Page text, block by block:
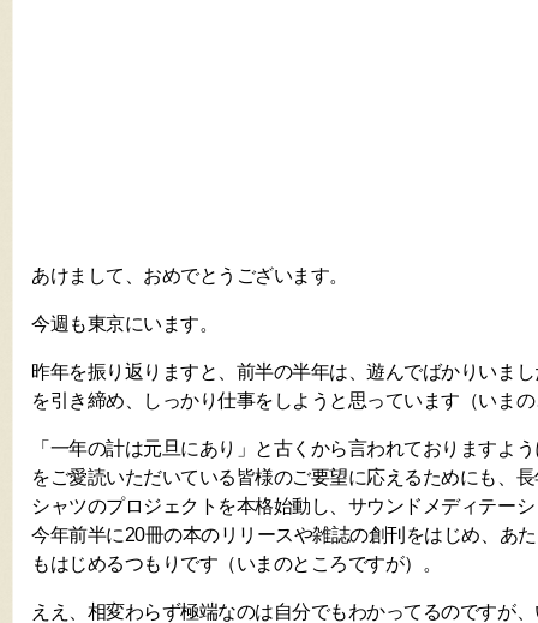
あけまして、おめでとうございます。
今週も東京にいます。
昨年を振り返りますと、前半の半年は、遊んでばかりいま
を引き締め、しっかり仕事をしようと思っています（いま
「一年の計は元旦にあり」と古くから言われておりますよ
をご愛読いただいている皆様のご要望に応えるためにも、
シャツのプロジェクトを本格始動し、サウンドメディテー
今年前半に20冊の本のリリースや雑誌の創刊をはじめ、あ
もはじめるつもりです（いまのところですが）。
ええ、相変わらず極端なのは自分でもわかってるのですが